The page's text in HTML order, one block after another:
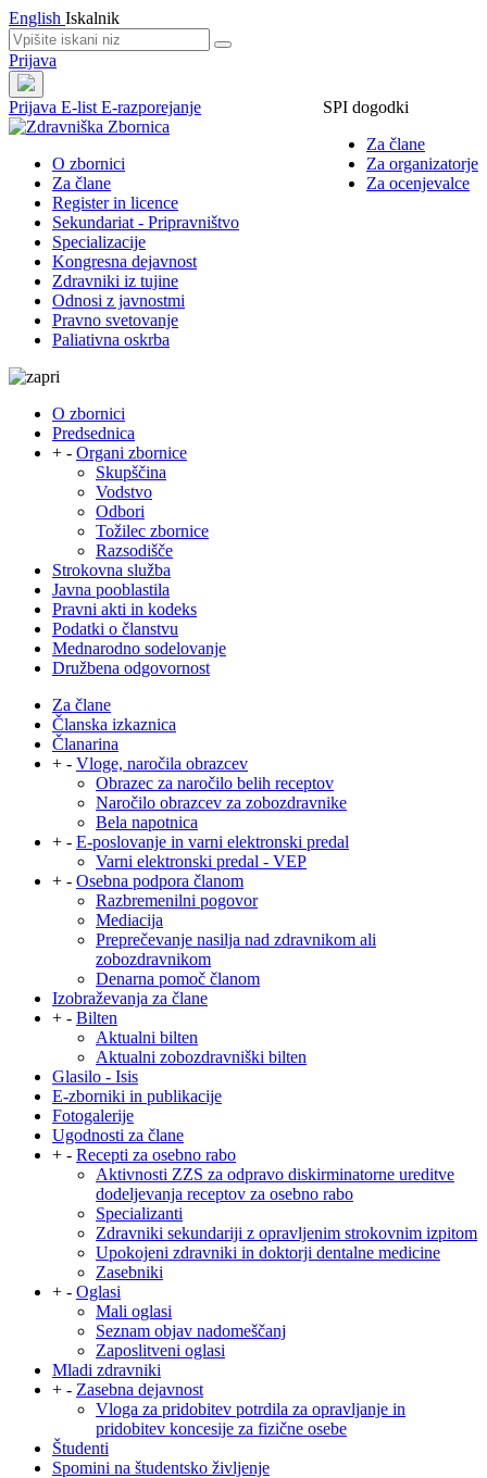
English Iskalnik
Prijava
Prijava
SPI dogodki
Za člane
Za organizatorje
Za ocenjevalce
E-list E-razporejanje
O zbornici
Za člane
Register in licence
Sekundariat - Pripravništvo
Specializacije
Kongresna dejavnost
Zdravniki iz tujine
Odnosi z javnostmi
Pravno svetovanje
Paliativna oskrba
O zbornici
Predsednica
+ - Organi zbornice
Skupščina
Vodstvo
Odbori
Tožilec zbornice
Razsodišče
Strokovna služba
Javna pooblastila
Pravni akti in kodeks
Podatki o članstvu
Mednarodno sodelovanje
Družbena odgovornost
Za člane
Članska izkaznica
Članarina
+ - Vloge, naročila obrazcev
Obrazec za naročilo belih receptov
Naročilo obrazcev za zobozdravnike
Bela napotnica
+ - E-poslovanje in varni elektronski predal
Varni elektronski predal - VEP
+ - Osebna podpora članom
Razbremenilni pogovor
Mediacija
Preprečevanje nasilja nad zdravnikom ali
zobozdravnikom
Denarna pomoč članom
Izobraževanja za člane
+ - Bilten
Aktualni bilten
Aktualni zobozdravniški bilten
Glasilo - Isis
E-zborniki in publikacije
Fotogalerije
Ugodnosti za člane
+ - Recepti za osebno rabo
Aktivnosti ZZS za odpravo diskirminatorne ureditve
dodeljevanja receptov za osebno rabo
Specializanti
Zdravniki sekundariji z opravljenim strokovnim izpitom
Upokojeni zdravniki in doktorji dentalne medicine
Zasebniki
+ - Oglasi
Mali oglasi
Seznam objav nadomeščanj
Zaposlitveni oglasi
Mladi zdravniki
+ - Zasebna dejavnost
Vloga za pridobitev potrdila za opravljanje in
pridobitev koncesije za fizične osebe
Študenti
Spomini na študentsko življenje